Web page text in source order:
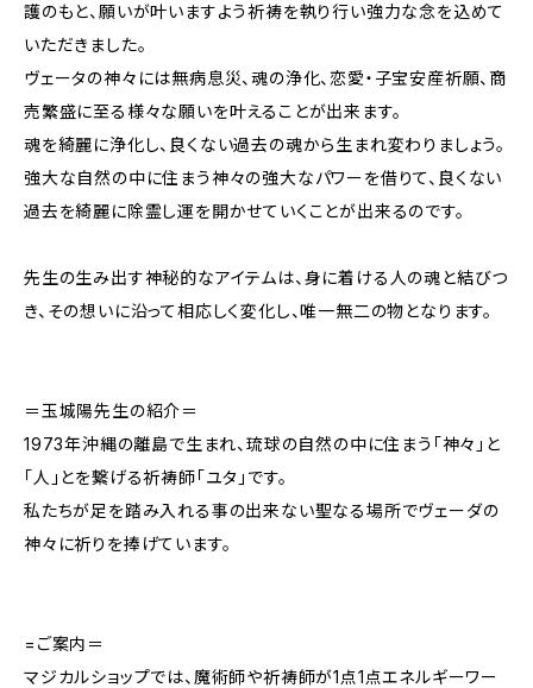
護のもと、願いが叶いますよう祈祷を執り行い強力な念を込めて
いただきました。
ヴェータの神々には無病息災、魂の浄化、恋愛・子宝安産祈願、商
売繁盛に至る様々な願いを叶えることが出来ます。
魂を綺麗に浄化し、良くない過去の魂から生まれ変わりましょう。
強大な自然の中に住まう神々の強大なパワーを借りて、良くない
過去を綺麗に除霊し運を開かせていくことが出来るのです。
先生の生み出す神秘的なアイテムは、身に着ける人の魂と結びつ
き、その想いに沿って相応しく変化し、唯一無二の物となります。
＝玉城陽先生の紹介＝
1973年沖縄の離島で生まれ、琉球の自然の中に住まう「神々」と
「人」とを繋げる祈祷師「ユタ」です。
私たちが足を踏み入れる事の出来ない聖なる場所でヴェーダの
神々に祈りを捧げています。
=ご案内＝
マジカルショップでは、魔術師や祈祷師が1点1点エネルギーワー